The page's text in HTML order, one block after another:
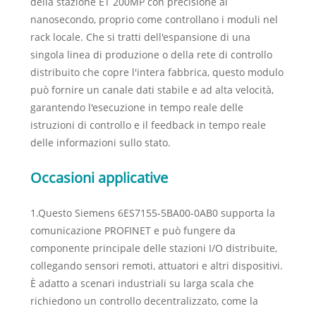
nanosecondo, proprio come controllano i moduli nel
rack locale. Che si tratti dell'espansione di una
singola linea di produzione o della rete di controllo
distribuito che copre l'intera fabbrica, questo modulo
può fornire un canale dati stabile e ad alta velocità,
garantendo l'esecuzione in tempo reale delle
istruzioni di controllo e il feedback in tempo reale
delle informazioni sullo stato.
Occasioni applicative
1.Questo Siemens 6ES7155-5BA00-0AB0 supporta la
comunicazione PROFINET e può fungere da
componente principale delle stazioni I/O distribuite,
collegando sensori remoti, attuatori e altri dispositivi.
È adatto a scenari industriali su larga scala che
richiedono un controllo decentralizzato, come la